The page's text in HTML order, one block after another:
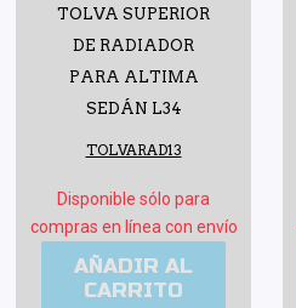
TOLVA SUPERIOR
DE RADIADOR
PARA ALTIMA
SEDÁN L34
TOLVARAD13
Disponible sólo para
compras en línea con envío
AÑADIR AL
CARRITO